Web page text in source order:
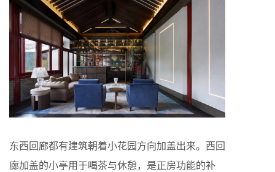
东西回廊都有建筑朝着小花园方向加盖出来。西回
廊加盖的小亭用于喝茶与休憩，是正房功能的补